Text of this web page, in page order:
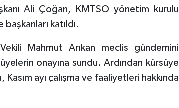
Ali Çoğan, KMTSO yönetim kurulu
katıldı.
Mahmut Arıkan meclis gündemini
onayına sundu. Ardından kürsüye
ayı çalışma ve faaliyetleri hakkında